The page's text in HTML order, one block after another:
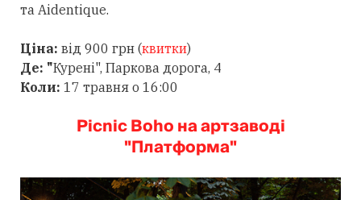
та Aidentique.
Ціна: від 900 грн (квитки)
Де: "Курені", Паркова дорога, 4
Коли: 17 травня о 16:00
Picnic Boho на артзаводі
"Платформа"